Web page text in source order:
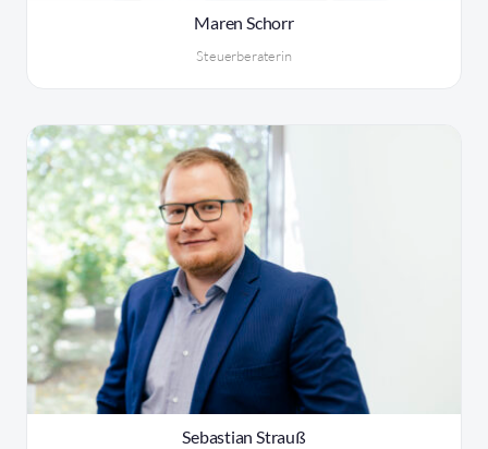
Maren Schorr
Steuerberaterin
Sebastian Strauß